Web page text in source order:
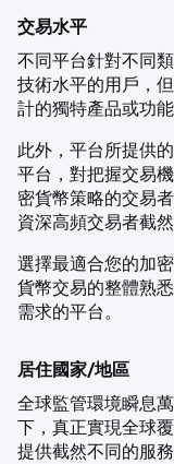
交易水平
不同平台針對不同
技術水平的用戶，
計的獨特產品或功能
此外，平台所提供
平台，對把握交易
密貨幣策略的交易
資深高頻交易者截然
選擇最適合您的加
貨幣交易的整體熟
需求的平台。
居住國家/地區
全球監管環境瞬息
下，真正實現全球
提供截然不同的服